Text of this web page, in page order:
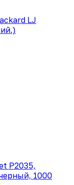
LJ
P2035,
1000